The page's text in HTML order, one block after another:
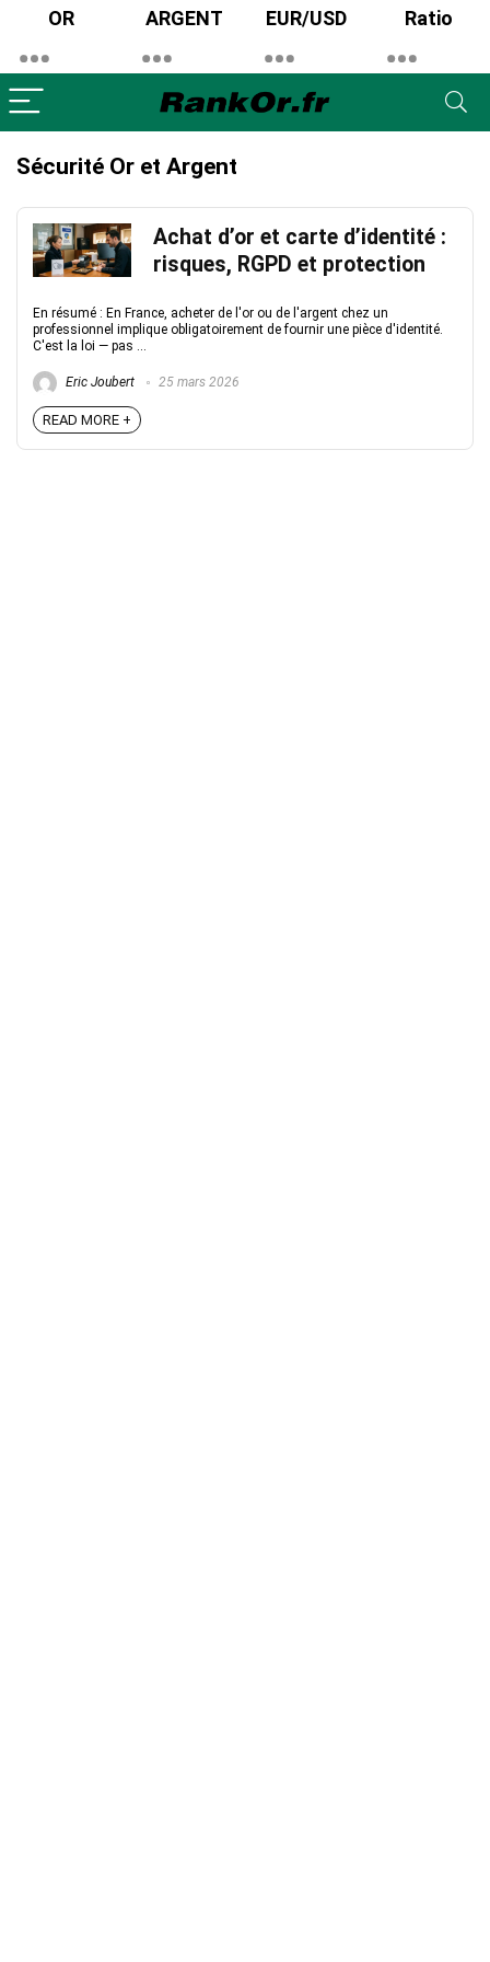
OR ARGENT EUR/USD Ratio
Sécurité Or et Argent
Achat d’or et carte d’identité :
risques, RGPD et protection
En résumé : En France, acheter de l'or ou de l'argent chez un
professionnel implique obligatoirement de fournir une pièce d'identité.
C'est la loi — pas ...
Eric Joubert 25 mars 2026
READ MORE +